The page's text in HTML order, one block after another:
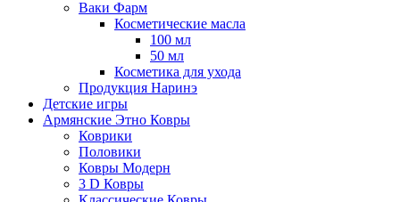
Ваки Фарм
Косметические масла
100 мл
50 мл
Косметика для ухода
Продукция Наринэ
Детские игры
Армянские Этно Ковры
Коврики
Половики
Ковры Модерн
3 D Ковры